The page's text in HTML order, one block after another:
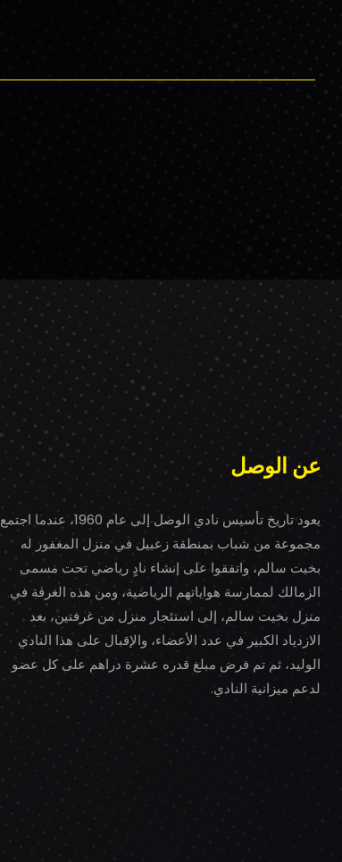
عن الوصل
يعود تاريخ تأسيس نادي الوصل إلى عام 1960، عندما اجتمع
مجموعة من شباب بمنطقة زعبيل في منزل المغفور له
بخيت سالم، واتفقوا على إنشاء نادٍ رياضي تحت مسمى
الزمالك لممارسة هواياتهم الرياضية، ومن هذه الغرفة في
منزل بخيت سالم، إلى استئجار منزل من غرفتين، بعد
الازدياد الكبير في عدد الأعضاء، والإقبال على هذا النادي
الوليد، ثم تم فرض مبلغ قدره عشرة دراهم على كل عضو
لدعم ميزانية النادي.